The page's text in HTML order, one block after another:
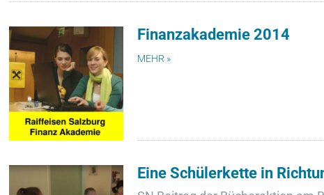
Finanzakademie 2014
MEHR »
Eine Schülerkette in